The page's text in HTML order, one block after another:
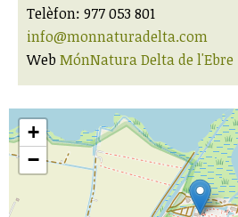
Telèfon: 977 053 801
info@monnaturadelta.com
Web MónNatura Delta de l'Ebre
+
−